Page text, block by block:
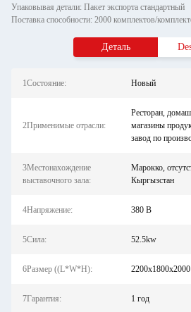
Упаковывая детали: Пакет экспорта стандартный
Поставка способности: 2000 комплектов/
Деталь
1Состояние: Новый
2Применимые отрасли:
Ресторан,
магазины
завод по
3Местонахождение
выставочного зала:
Марокко,
Кыргызстан
4Напряжение: 380 В
5Сила: 52.5kw
6Размер ((L*W*H):
7Гарантия: 1 год